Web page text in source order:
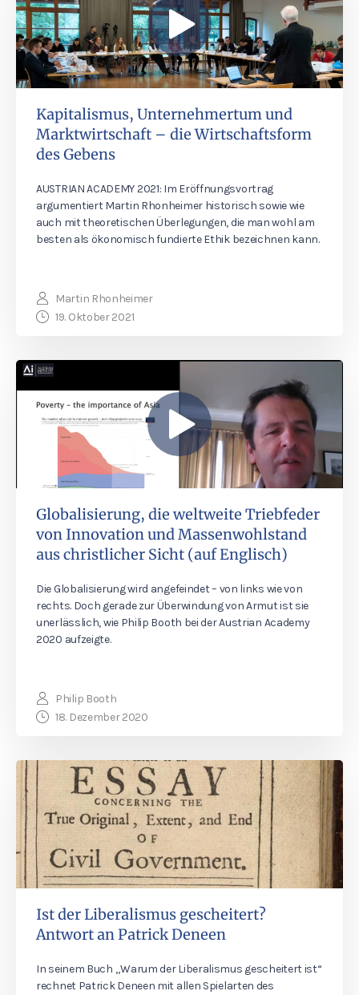
Kapitalismus, Unternehmertum und
Marktwirtschaft – die Wirtschaftsform
des Gebens
AUSTRIAN ACADEMY 2021: Im Eröffnungsvortrag
argumentiert Martin Rhonheimer historisch sowie wie
auch mit theoretischen Überlegungen, die man wohl am
besten als ökonomisch fundierte Ethik bezeichnen kann.
Martin Rhonheimer
19. Oktober 2021
Globalisierung, die weltweite Triebfeder
von Innovation und Massenwohlstand
aus christlicher Sicht (auf Englisch)
Die Globalisierung wird angefeindet – von links wie von
rechts. Doch gerade zur Überwindung von Armut ist sie
unerlässlich, wie Philip Booth bei der Austrian Academy
2020 aufzeigte.
Philip Booth
18. Dezember 2020
Ist der Liberalismus gescheitert?
Antwort an Patrick Deneen
In seinem Buch „Warum der Liberalismus gescheitert ist“
rechnet Patrick Deneen mit allen Spielarten des